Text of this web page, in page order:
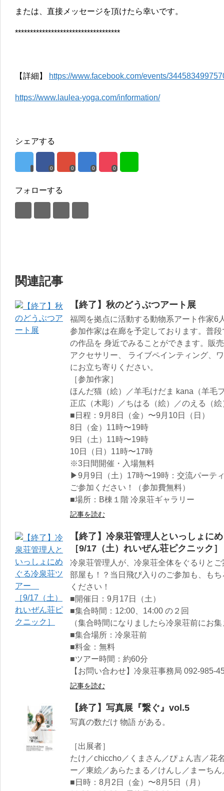
または、直接メッセージを頂けたら幸いです。
***********************************
【詳細】 https://www.facebook.com/events/
https://www.laulea-yoga.com/information/
シェアする
0 0 0 0
フォローする
関連記事
【終了】秋のどうぶつアート展
福岡を拠点に活動する動物系アート作家6
参加作家は在廊を予定しております。普
の作品を 身近でみることができます。販
アクセサリー、 ライブペインティング、
にお立ち寄りください。
［参加作家］
ほんだ猫（絵）／羊毛けだま kana（羊毛
正広（木彫）／ちはる（絵）／のえる（絵
■日程：9月8日（金）〜9月10日（日）
8日（金）11時〜19時
9日（土）11時〜19時
10日（日）11時〜17時
※3日間開催・入場無料
▶9月9日（土）17時〜19時：交流パーテ
ご参加ください！（参加費無料）
■場所：B棟１階 冷泉荘ギャラリー
記事を読む
【終了】冷泉荘管理人といっしょ
［9/17（土）れいぜん荘ピクニック］
冷泉荘管理人が、冷泉荘全体をぐるりと
部屋も！？当日飛び入りのご参加も、も
ください！
■開催日：9月17日（土）
■集合時間：12:00、14:00 の２回
（集合時間になりましたら冷泉荘前にお
■集合場所：冷泉荘前
■料金：無料
■ツアー時間：約60分
【お問い合わせ】冷泉荘事務局 092-985-
記事を読む
【終了】写真展『繋ぐ』vol.5
写真の数だけ 物語 がある。
［出展者］
たけ／chiccho／くまさん／ぴょん吉／花
ー／東絵／あらたまる／けんし／まーち
■日時：8月2日（金）〜8月5日（月）